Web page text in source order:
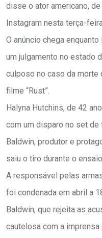
disse o ator americano,
Instagram nesta terça-
O anúncio chega
um julgamento no estado
culposo no caso da
filme “Rust”.
Halyna Hutchins, de 42
com um disparo no set
Baldwin, produtor e
saiu o tiro durante o
A responsável pelas
foi condenada em abril a
Baldwin, que rejeita as
cautelosa com a